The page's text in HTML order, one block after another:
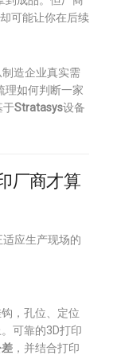
可能让你在后续
制造企业真实需
理如何判断一家
于Stratasys设备
厂商才算
应生产现场的
，孔位、定位
可靠的3D打印
，并结合打印